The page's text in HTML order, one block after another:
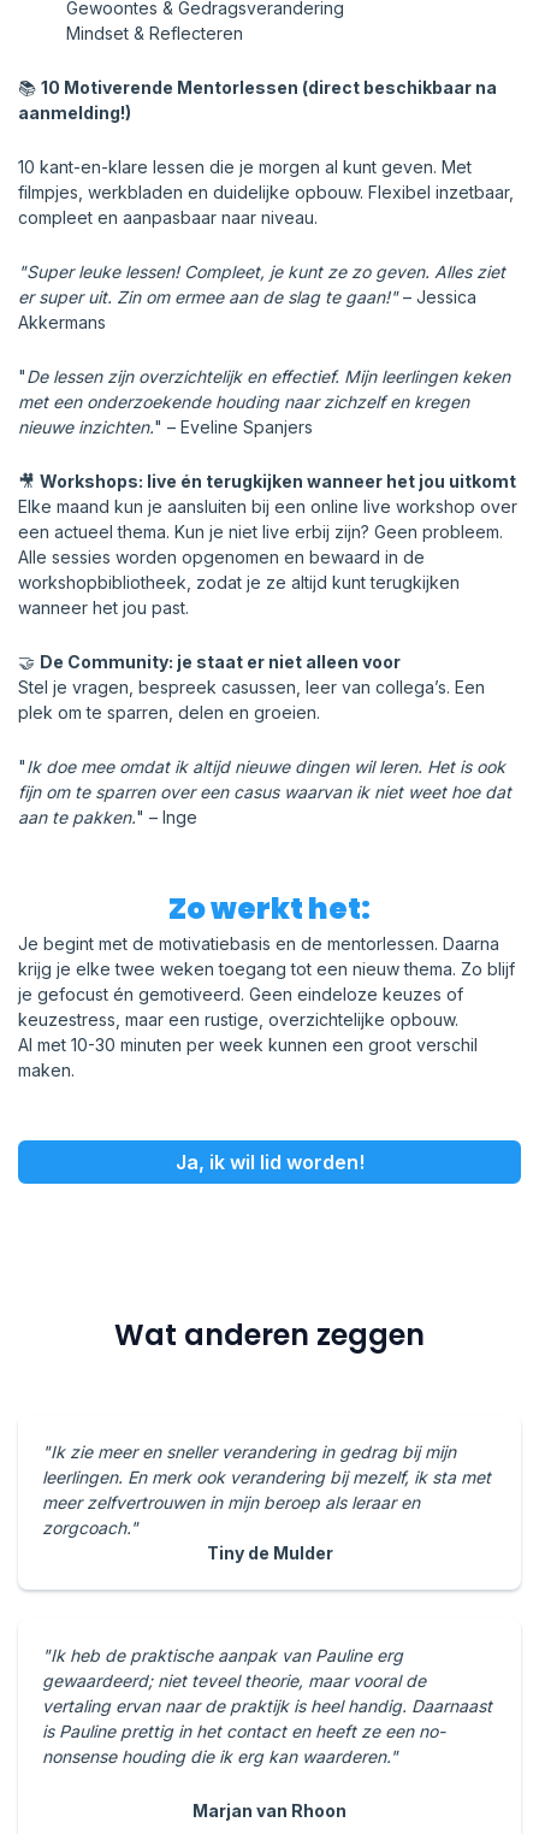
Gewoontes & Gedragsverandering
Mindset & Reflecteren
📚 10 Motiverende Mentorlessen (direct beschikbaar na
aanmelding!)
10 kant-en-klare lessen die je morgen al kunt geven. Met
filmpjes, werkbladen en duidelijke opbouw. Flexibel inzetbaar,
compleet en aanpasbaar naar niveau.
"Super leuke lessen! Compleet, je kunt ze zo geven. Alles ziet
er super uit. Zin om ermee aan de slag te gaan!"– Jessica
Akkermans
"De lessen zijn overzichtelijk en effectief. Mijn leerlingen keken
met een onderzoekende houding naar zichzelf en kregen
nieuwe inzichten." – Eveline Spanjers
🎥 Workshops: live én terugkijken wanneer het jou uitkomt
Elke maand kun je aansluiten bij een online live workshop over
een actueel thema. Kun je niet live erbij zijn? Geen probleem.
Alle sessies worden opgenomen en bewaard in de
workshopbibliotheek, zodat je ze altijd kunt terugkijken
wanneer het jou past.
🤝 De Community: je staat er niet alleen voor
Stel je vragen, bespreek casussen, leer van collega’s. Een
plek om te sparren, delen en groeien.
"Ik doe mee omdat ik altijd nieuwe dingen wil leren. Het is ook
fijn om te sparren over een casus waarvan ik niet weet hoe dat
aan te pakken." – Inge
Zo werkt het:
Je begint met de motivatiebasis en de mentorlessen. Daarna
krijg je elke twee weken toegang tot een nieuw thema. Zo blijf
je gefocust én gemotiveerd. Geen eindeloze keuzes of
keuzestress, maar een rustige, overzichtelijke opbouw.
Al met 10-30 minuten per week kunnen een groot verschil
maken.
Ja, ik wil lid worden!
Wat anderen zeggen
"Ik zie meer en sneller verandering in gedrag bij mijn
leerlingen. En merk ook verandering bij mezelf, ik sta met
meer zelfvertrouwen in mijn beroep als leraar en
zorgcoach."
Tiny de Mulder
"Ik heb de praktische aanpak van Pauline erg
gewaardeerd; niet teveel theorie, maar vooral de
vertaling ervan naar de praktijk is heel handig. Daarnaast
is Pauline prettig in het contact en heeft ze een no-
nonsense houding die ik erg kan waarderen."
Marjan van Rhoon